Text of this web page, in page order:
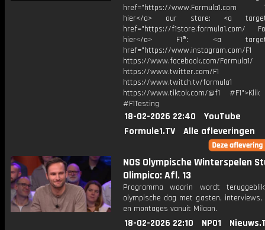
href="https://www.Formula1.com
hier</a> our store: <a
href="https://f1store.formula1.com/
hier</a> F1®: <a
href="https://www.instagram.com/F1
https://www.facebook.com/Formula1/
https://www.twitter.com/F1
https://www.twitch.tv/formula1
https://www.tiktok.com/@f1
#F1Testing
18-02-2026 22:40
YouTube
Formule1.TV
Alle afleveringen
NOS Olympische Winterspelen
Olimpico: Afl. 13
Programma waarin wordt
olympische dag met gasten,
en montages vanuit Milaan.
18-02-2026 22:10 NPO1